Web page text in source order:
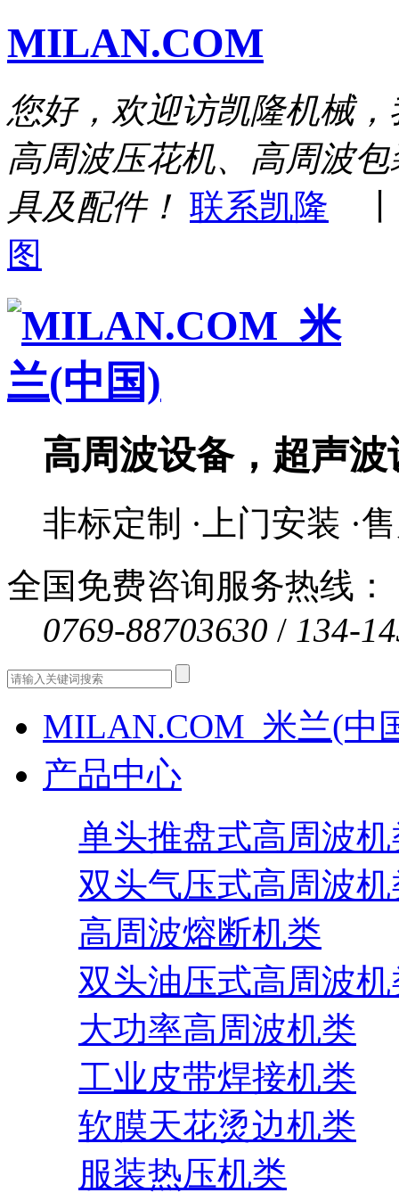
MILAN.COM
您好，欢迎访凯隆机械
高周波压花机、高周波
具及配件！ 联系凯隆
图
高周波设备，超声
非标定制 ·上门安装 ·
全国免费咨询服务热线：
0769-88703630 / 134-
MILAN.COM_米兰(中
产品中心
单头推盘式高周波机
双头气压式高周波机
高周波熔断机类
双头油压式高周波机
大功率高周波机类
工业皮带焊接机类
软膜天花烫边机类
服装热压机类